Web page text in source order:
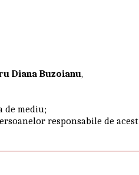
Diana Buzoianu,
de mediu;
responsabile de acest